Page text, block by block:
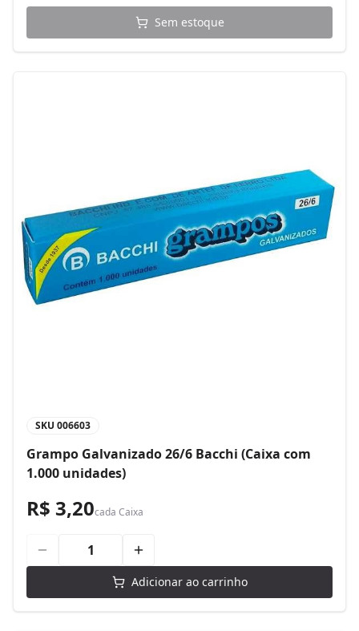
Sem estoque
SKU 006603
Grampo Galvanizado 26/6 Bacchi (Caixa com
1.000 unidades)
R$ 3,20cada Caixa
Adicionar ao carrinho